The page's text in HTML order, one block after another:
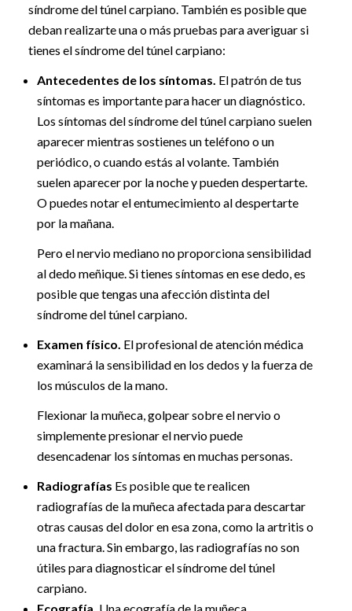
síndrome del túnel carpiano. También es posible que
deban realizarte una o más pruebas para averiguar si
tienes el síndrome del túnel carpiano:
Antecedentes de los síntomas. El patrón de tus
síntomas es importante para hacer un diagnóstico.
Los síntomas del síndrome del túnel carpiano suelen
aparecer mientras sostienes un teléfono o un
periódico, o cuando estás al volante. También
suelen aparecer por la noche y pueden despertarte.
O puedes notar el entumecimiento al despertarte
por la mañana.
Pero el nervio mediano no proporciona sensibilidad
al dedo meñique. Si tienes síntomas en ese dedo, es
posible que tengas una afección distinta del
síndrome del túnel carpiano.
Examen físico. El profesional de atención médica
examinará la sensibilidad en los dedos y la fuerza de
los músculos de la mano.
Flexionar la muñeca, golpear sobre el nervio o
simplemente presionar el nervio puede
desencadenar los síntomas en muchas personas.
Radiografías Es posible que te realicen
radiografías de la muñeca afectada para descartar
otras causas del dolor en esa zona, como la artritis o
una fractura. Sin embargo, las radiografías no son
útiles para diagnosticar el síndrome del túnel
carpiano.